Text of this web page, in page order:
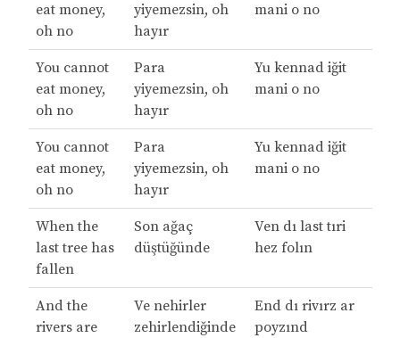
eat money,
oh no
yiyemezsin, oh
hayır
mani o no
You cannot
eat money,
oh no
Para
yiyemezsin, oh
hayır
Yu kennad iğit
mani o no
You cannot
eat money,
oh no
Para
yiyemezsin, oh
hayır
Yu kennad iğit
mani o no
When the
last tree has
fallen
Son ağaç
düştüğünde
Ven dı last tıri
hez folın
And the
rivers are
Ve nehirler
zehirlendiğinde
End dı rivırz ar
poyzınd